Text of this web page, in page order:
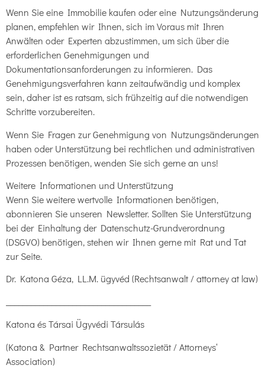
Wenn Sie eine Immobilie kaufen oder eine Nutzungsänderung
planen, empfehlen wir Ihnen, sich im Voraus mit Ihren
Anwälten oder Experten abzustimmen, um sich über die
erforderlichen Genehmigungen und
Dokumentationsanforderungen zu informieren. Das
Genehmigungsverfahren kann zeitaufwändig und komplex
sein, daher ist es ratsam, sich frühzeitig auf die notwendigen
Schritte vorzubereiten.
Wenn Sie Fragen zur Genehmigung von Nutzungsänderungen
haben oder Unterstützung bei rechtlichen und administrativen
Prozessen benötigen, wenden Sie sich gerne an uns!
Weitere Informationen und Unterstützung
Wenn Sie weitere wertvolle Informationen benötigen,
abonnieren Sie unseren Newsletter. Sollten Sie Unterstützung
bei der Einhaltung der Datenschutz-Grundverordnung
(DSGVO) benötigen, stehen wir Ihnen gerne mit Rat und Tat
zur Seite.
Dr. Katona Géza, LL.M. ügyvéd (Rechtsanwalt / attorney at law)
Katona és Társai Ügyvédi Társulás
(Katona & Partner Rechtsanwaltssozietät / Attorneys‘
Association)